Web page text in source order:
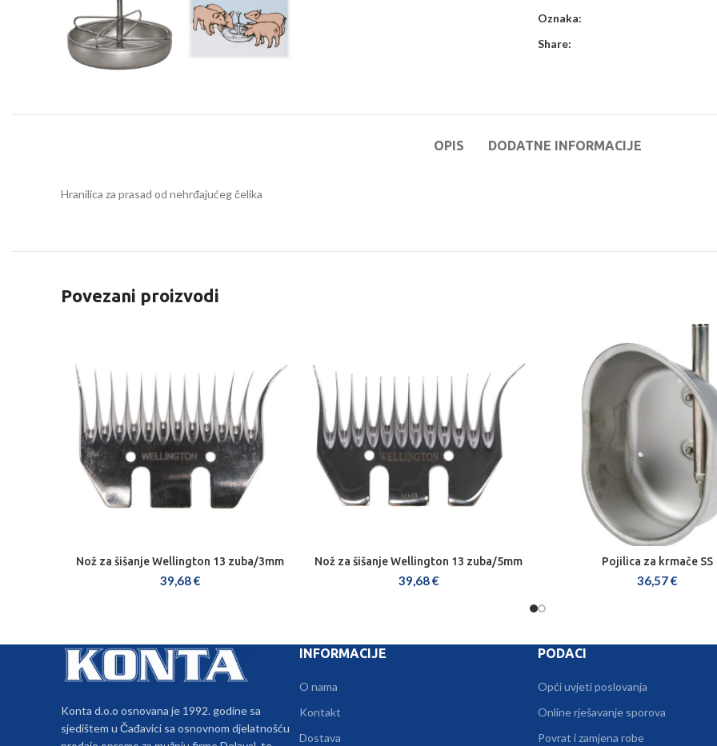
Oznaka:
Share:
OPIS DODATNE INFORMACIJE
Hranilica za prasad od nehrđajućeg čelika
Povezani proizvodi
DODAJ U KOŠARICU
Nož za šišanje Wellington 13 zuba/3mm
39,68€
DODAJ U KOŠARICU
Nož za šišanje Wellington 13 zuba/5mm
39,68€
DODAJ U KOŠARICU
Pojilica za krmače SS
36,57€
Konta d.o.o osnovana je 1992. godine sa
sjedištem u Čađavici sa osnovnom djelatnošću
INFORMACIJE
O nama
Kontakt
Dostava
PODACI
Opći uvjeti poslovanja
Online rješavanje sporova
Povrat i zamjena robe